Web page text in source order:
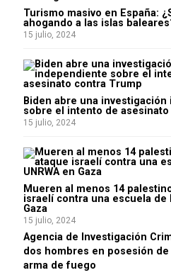
Turismo masivo en España:
ahogando a las islas
15 julio, 2024
Biden abre una
sobre el intento de
15 julio, 2024
Mueren al menos 14
israelí contra una escuela de
Gaza
15 julio, 2024
Agencia de Investigación
dos hombres en posesión
arma de fuego